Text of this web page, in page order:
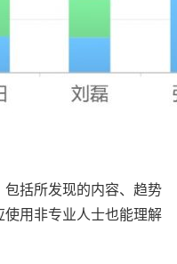
括所发现的内容、趋势
用非专业人士也能理解